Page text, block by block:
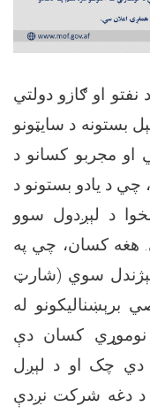
نفتو او ګازو دولتي
وړاندي (۱۳۳) بېلابېل بستونه د سایټونو
او مجربو کسانو د
د یادو بستونو د
د لېږدول سوو
هغه کسان، چي په
پېژندل سوي (شارټ
له
کسان دې
دي چک او د لېږل
دغه شرکت نږدې